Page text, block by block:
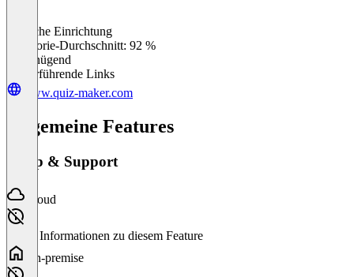
Einfache Einrichtung
Kategorie-Durchschnitt: 92 %
Ungenügend
Weiterführende Links
www.quiz-maker.com
Allgemeine Features
Setup & Support
Cloud
Keine Informationen zu diesem Feature
On-premise